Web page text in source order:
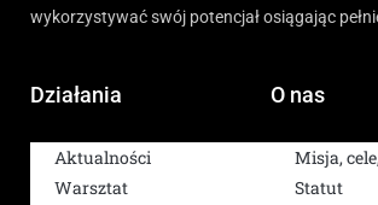
wykorzystywać swój potencjał osiągając
Działania
Aktualności
Warsztat
O nas
Misja,
Statut